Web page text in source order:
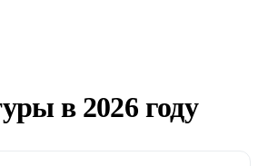
в 2026 году